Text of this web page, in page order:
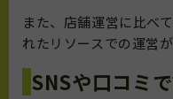
また、店舗運営に比べ
れたリソースでの運営
SNSや口コミ